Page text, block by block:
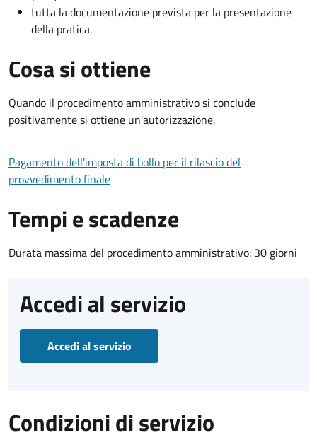
tutta la documentazione prevista per la presentazione
della pratica.
Cosa si ottiene
Quando il procedimento amministrativo si conclude
positivamente si ottiene un'autorizzazione.
Pagamento dell'imposta di bollo per il rilascio del
provvedimento finale
Tempi e scadenze
Durata massima del procedimento amministrativo: 30 giorni
Accedi al servizio
Accedi al servizio
Condizioni di servizio